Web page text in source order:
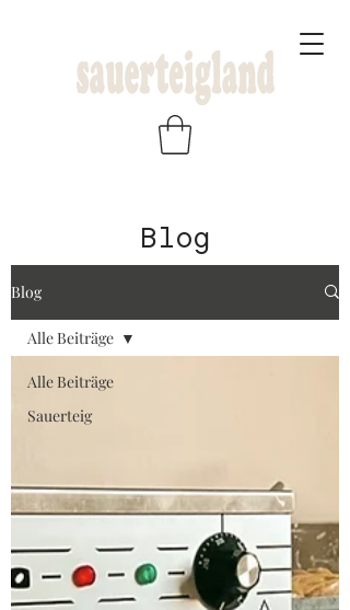
Blog
Blog
Alle Beiträge
Sauerteig
Alle Beiträge